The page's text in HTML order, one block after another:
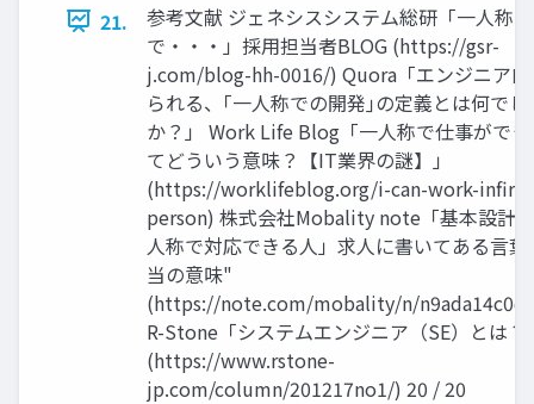
21.
参考文献 ジェネシスシステム総研「一人称
で・・・」採用担当者BLOG (https://gsr-
j.com/blog-hh-0016/) Quora「エンジニア
られる、｢一人称での開発｣の定義とは何でし
か？」 Work Life Blog「一人称で仕事がで
てどういう意味？【IT業界の謎】」
(https://worklifeblog.org/i-can-work-
person) 株式会社Mobality note「基本設計
人称で対応できる人」求人に書いてある言
当の意味"
(https://note.com/mobality/n/
R-Stone「システムエンジニア（SE）とは？
(https://www.rstone-
jp.com/column/201217no1/) 20 / 20